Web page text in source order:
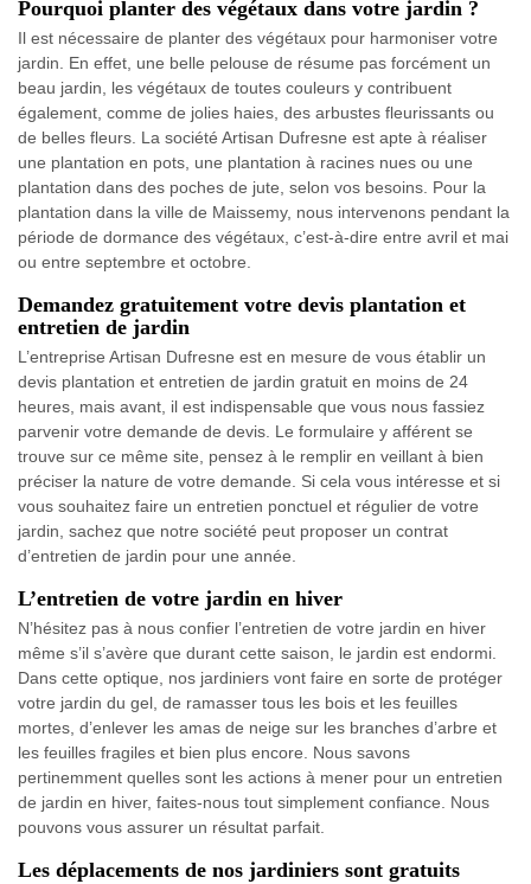
Pourquoi planter des végétaux dans votre jardin ?
Il est nécessaire de planter des végétaux pour harmoniser votre
jardin. En effet, une belle pelouse de résume pas forcément un
beau jardin, les végétaux de toutes couleurs y contribuent
également, comme de jolies haies, des arbustes fleurissants ou
de belles fleurs. La société Artisan Dufresne est apte à réaliser
une plantation en pots, une plantation à racines nues ou une
plantation dans des poches de jute, selon vos besoins. Pour la
plantation dans la ville de Maissemy, nous intervenons pendant la
période de dormance des végétaux, c’est-à-dire entre avril et mai
ou entre septembre et octobre.
Demandez gratuitement votre devis plantation et
entretien de jardin
L’entreprise Artisan Dufresne est en mesure de vous établir un
devis plantation et entretien de jardin gratuit en moins de 24
heures, mais avant, il est indispensable que vous nous fassiez
parvenir votre demande de devis. Le formulaire y afférent se
trouve sur ce même site, pensez à le remplir en veillant à bien
préciser la nature de votre demande. Si cela vous intéresse et si
vous souhaitez faire un entretien ponctuel et régulier de votre
jardin, sachez que notre société peut proposer un contrat
d’entretien de jardin pour une année.
L’entretien de votre jardin en hiver
N’hésitez pas à nous confier l’entretien de votre jardin en hiver
même s’il s’avère que durant cette saison, le jardin est endormi.
Dans cette optique, nos jardiniers vont faire en sorte de protéger
votre jardin du gel, de ramasser tous les bois et les feuilles
mortes, d’enlever les amas de neige sur les branches d’arbre et
les feuilles fragiles et bien plus encore. Nous savons
pertinemment quelles sont les actions à mener pour un entretien
de jardin en hiver, faites-nous tout simplement confiance. Nous
pouvons vous assurer un résultat parfait.
Les déplacements de nos jardiniers sont gratuits